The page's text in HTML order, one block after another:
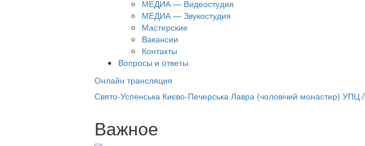
МЕДИА — Видеостудия
МЕДИА — Звукостудия
Мастерские
Вакансии
Контакты
Вопросы и ответы
Онлайн трансляция
12 сентября
трансляции
Свято-Успенська Києво-Печерська Лавра (чоловічий монастир) УПЦ/
Важное